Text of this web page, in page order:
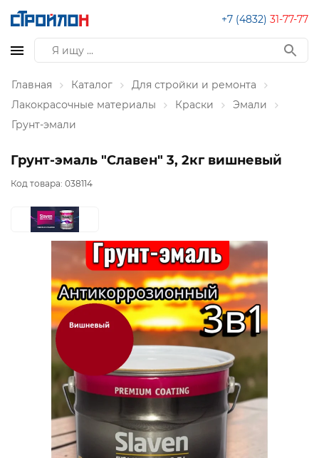
+7 (4832) 31-77-77
Главная Каталог
Для стройки и ремонта
Лакокрасочные материалы
Краски
Эмали
Грунт-эмали
Грунт-эмаль "Славен" 3, 2кг вишневый
Код товара: 038114